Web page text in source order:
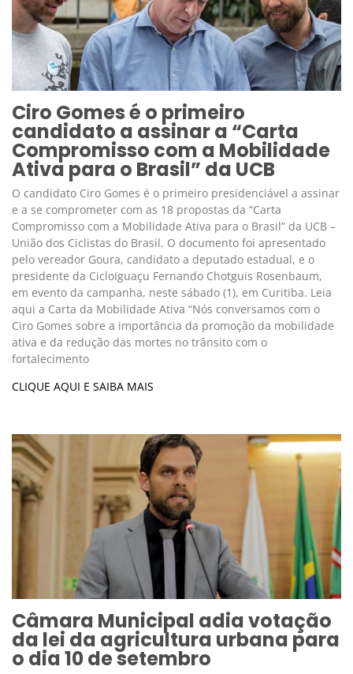
Ciro Gomes é o primeiro
candidato a assinar a “Carta
Compromisso com a Mobilidade
Ativa para o Brasil” da UCB
O candidato Ciro Gomes é o primeiro presidenciável a assinar
e a se comprometer com as 18 propostas da “Carta
Compromisso com a Mobilidade Ativa para o Brasil” da UCB –
União dos Ciclistas do Brasil. O documento foi apresentado
pelo vereador Goura, candidato a deputado estadual, e o
presidente da CicloIguaçu Fernando Chotguis Rosenbaum,
em evento da campanha, neste sábado (1), em Curitiba. Leia
aqui a Carta da Mobilidade Ativa “Nós conversamos com o
Ciro Gomes sobre a importância da promoção da mobilidade
ativa e da redução das mortes no trânsito com o
fortalecimento
CLIQUE AQUI E SAIBA MAIS
Câmara Municipal adia votação
da lei da agricultura urbana para
o dia 10 de setembro